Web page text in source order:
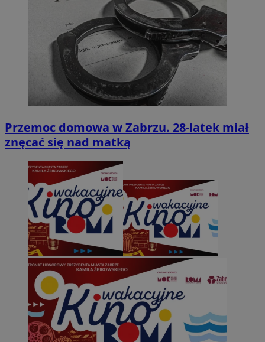
Przemoc domowa w Zabrzu. 28-latek miał
znęcać się nad matką